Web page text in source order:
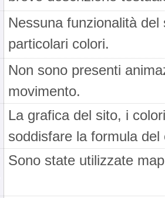
Nessuna funzionalità
particolari colori.
Non sono presenti
movimento.
La grafica del sito, i
soddisfare la formula
Sono state utilizzate